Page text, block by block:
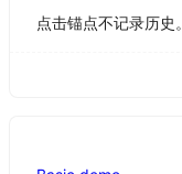
点击锚点不记录历史。